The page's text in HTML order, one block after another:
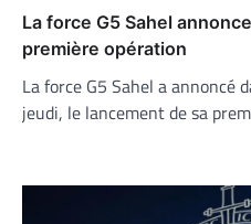
La force G5 Sahel
première opération
La force G5 Sahel a annoncé
jeudi, le lancement de sa